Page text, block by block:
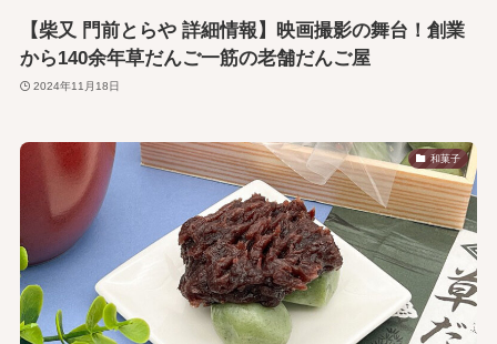
【柴又 門前とらや 詳細情報】映画撮影の舞台！創業
から140余年草だんご一筋の老舗だんご屋
2024年11月18日
和菓子